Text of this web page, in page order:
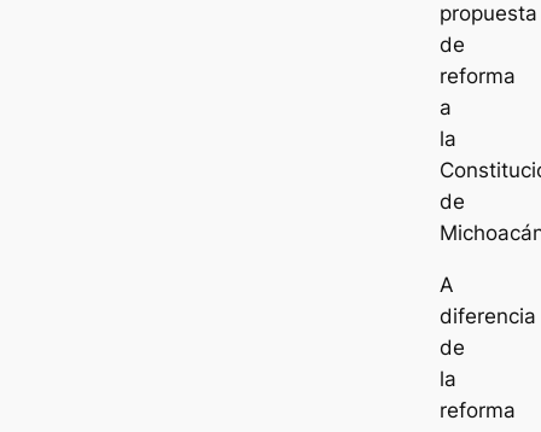
propuesta
de
reforma
a
la
de
A
diferencia
de
la
reforma